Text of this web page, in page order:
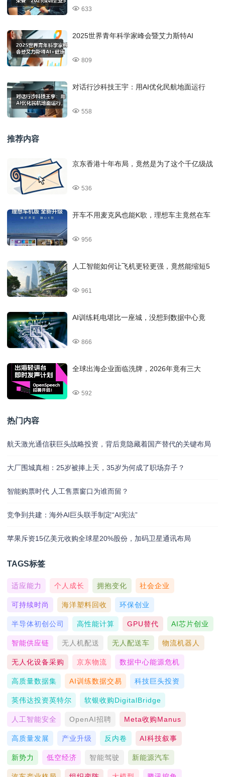
633
2025世界青年科学家峰会暨艾力斯特AI
809
对话行沙科技王宇：用AI优化民航地面运行
558
推荐内容
京东香港十年布局，竟然是为了这个千亿级战
536
开车不用麦克风也能K歌，理想车主竟然在车
956
人工智能如何让飞机更轻更强，竟然能缩短5
961
AI训练耗电堪比一座城，没想到数据中心竟
866
全球出海企业面临洗牌，2026年竟有三大
592
热门内容
航天激光通信获巨头战略投资，背后竟隐藏着国产替代的关键布局
大厂围城真相：25岁被捧上天，35岁为何成了职场弃子？
智能购票时代 人工售票窗口为谁而留？
竞争到共建：海外AI巨头联手制定“AI宪法”
苹果斥资15亿美元收购全球星20%股份，加码卫星通讯布局
TAGS标签
适应能力 个人成长 拥抱变化 社会企业
可持续时尚 海洋塑料回收 环保创业
半导体初创公司 高性能计算 GPU替代 AI芯片创业
智能供应链 无人机配送 无人配送车 物流机器人
无人化设备采购 京东物流 数据中心能源危机
高质量数据集 AI训练数据交易 科技巨头投资
英伟达投资英特尔 软银收购DigitalBridge
人工智能安全 OpenAI招聘 Meta收购Manus
高质量发展 产业升级 反内卷 AI科技叙事
新势力 低空经济 智能驾驶 新能源汽车